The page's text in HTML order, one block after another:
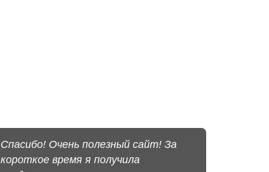
Спасибо! Очень полезный сайт! За
короткое время я получила